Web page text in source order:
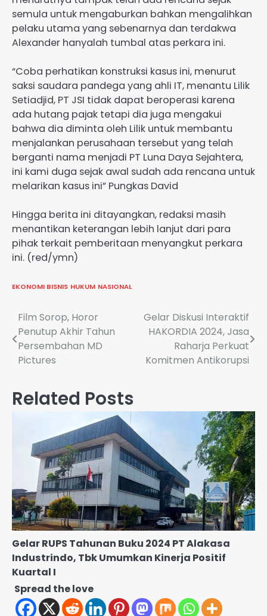
semula untuk mengaburkan bahkan mengalihkan
pelaku utama yang sebenarnya dan terdakwa
Alexander hanyalah tumbal atas perkara ini.
“Coba perhatikan konstruksi kasus ini, menurut
saksi saudara pandega yang ahli IT, menantu Lilik
Setiadjid, PT JSI tidak dapat beroperasi karena
ada hutang pajak tetapi dia juga mengakui
bahwa dia diminta oleh Lilik untuk membantu
menjalankan perusahaan tersebut yang telah
berganti nama menjadi PT Luna Daya Sejahtera,
ini kami duga sejak awal sudah ada rencana untuk
melarikan kasus ini” Pungkas David
Hingga berita ini ditayangkan, redaksi masih
menantikan keterangan lebih lanjut dari para
pihak terkait pemberitaan menyangkut perkara
ini. (red/ymn)
EKONOMI BISNIS HUKUM NASIONAL
Navigasi
pos
Film Sorop, Horor
Penutup Akhir Tahun
Persembahan MD
Pictures
Gelar Diskusi Interaktif
HAKORDIA 2024, Jasa
Raharja Perkuat
Komitmen Antikorupsi
Related Posts
Gelar RUPS Tahunan Buku 2024 PT Alakasa
Industrindo, Tbk Umumkan Kinerja Positif
Kuartal I
Spread the love